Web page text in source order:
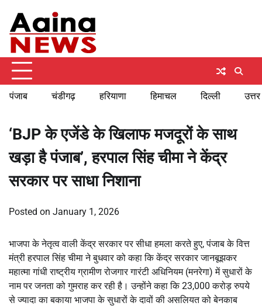
content
पंजाब चंडीगढ़ हरियाणा हिमाचल दिल्ली
‘BJP के एजेंडे के खिलाफ मजदूरों के साथ
खड़ा है पंजाब’, हरपाल सिंह चीमा ने केंद्र
सरकार पर साधा निशाना
Posted on January 1, 2026
भाजपा के नेतृत्व वाली केंद्र सरकार पर सीधा हमला करते हुए, पंजाब के वित्त
मंत्री हरपाल सिंह चीमा ने बुधवार को कहा कि केंद्र सरकार जानबूझकर
महात्मा गांधी राष्ट्रीय ग्रामीण रोजगार गारंटी अधिनियम (मनरेगा) में सुधारों के
नाम पर जनता को गुमराह कर रही है। उन्होंने कहा कि 23,000 करोड़ रुपये
से ज्यादा का बकाया भाजपा के सुधारों के दावों की असलियत को बेनकाब